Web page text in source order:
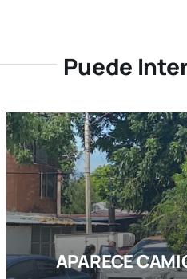
Puede
APARECE